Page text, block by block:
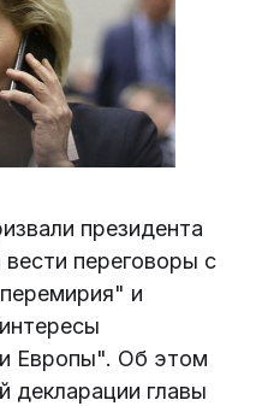
президента
переговоры с
и
Европы". Об этом
декларации главы